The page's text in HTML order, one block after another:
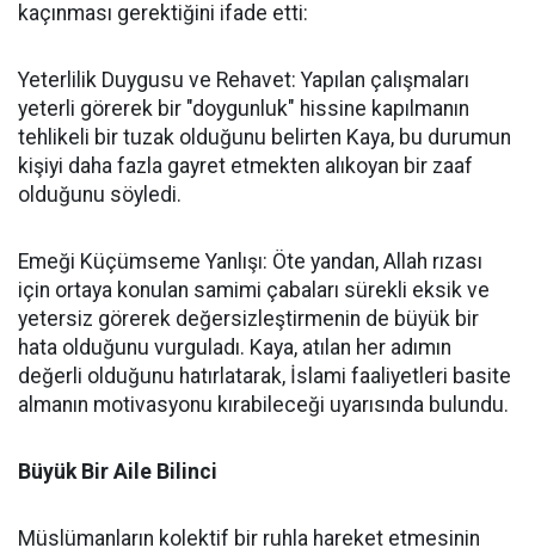
kaçınması gerektiğini ifade etti:
Yeterlilik Duygusu ve Rehavet: Yapılan çalışmaları
yeterli görerek bir "doygunluk" hissine kapılmanın
tehlikeli bir tuzak olduğunu belirten Kaya, bu durumun
kişiyi daha fazla gayret etmekten alıkoyan bir zaaf
olduğunu söyledi.
Emeği Küçümseme Yanlışı: Öte yandan, Allah rızası
için ortaya konulan samimi çabaları sürekli eksik ve
yetersiz görerek değersizleştirmenin de büyük bir
hata olduğunu vurguladı. Kaya, atılan her adımın
değerli olduğunu hatırlatarak, İslami faaliyetleri basite
almanın motivasyonu kırabileceği uyarısında bulundu.
Büyük Bir Aile Bilinci
Müslümanların kolektif bir ruhla hareket etmesinin